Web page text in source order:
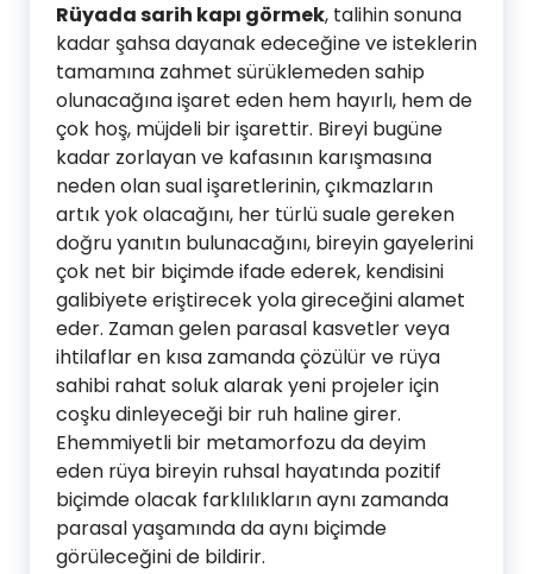
Rüyada sarih kapı görmek, talihin sonuna
kadar şahsa dayanak edeceğine ve isteklerin
tamamına zahmet sürüklemeden sahip
olunacağına işaret eden hem hayırlı, hem de
çok hoş, müjdeli bir işarettir. Bireyi bugüne
kadar zorlayan ve kafasının karışmasına
neden olan sual işaretlerinin, çıkmazların
artık yok olacağını, her türlü suale gereken
doğru yanıtın bulunacağını, bireyin gayelerini
çok net bir biçimde ifade ederek, kendisini
galibiyete eriştirecek yola gireceğini alamet
eder. Zaman gelen parasal kasvetler veya
ihtilaflar en kısa zamanda çözülür ve rüya
sahibi rahat soluk alarak yeni projeler için
coşku dinleyeceği bir ruh haline girer.
Ehemmiyetli bir metamorfozu da deyim
eden rüya bireyin ruhsal hayatında pozitif
biçimde olacak farklılıkların aynı zamanda
parasal yaşamında da aynı biçimde
görüleceğini de bildirir.